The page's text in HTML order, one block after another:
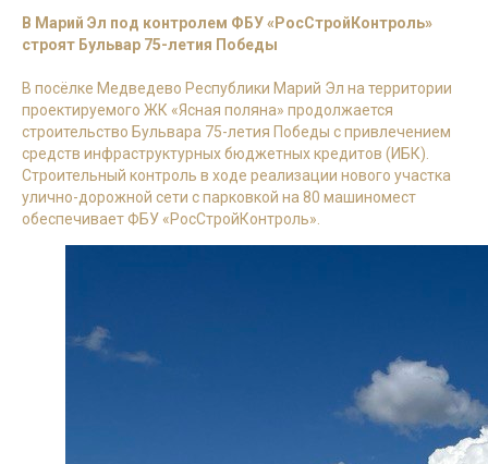
В Марий Эл под контролем ФБУ «РосСтройКонтроль»
строят Бульвар 75-летия Победы
В посёлке Медведево Республики Марий Эл на территории
проектируемого ЖК «Ясная поляна» продолжается
строительство Бульвара 75-летия Победы с привлечением
средств инфраструктурных бюджетных кредитов (ИБК).
Строительный контроль в ходе реализации нового участка
улично-дорожной сети с парковкой на 80 машиномест
обеспечивает ФБУ «РосСтройКонтроль».